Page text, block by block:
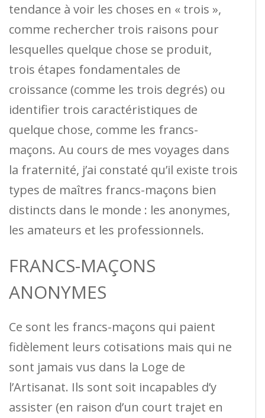
tendance à voir les choses en « trois »,
comme rechercher trois raisons pour
lesquelles quelque chose se produit,
trois étapes fondamentales de
croissance (comme les trois degrés) ou
identifier trois caractéristiques de
quelque chose, comme les francs-
maçons. Au cours de mes voyages dans
la fraternité, j’ai constaté qu’il existe trois
types de maîtres francs-maçons bien
distincts dans le monde : les anonymes,
les amateurs et les professionnels.
FRANCS-MAÇONS
ANONYMES
Ce sont les francs-maçons qui paient
fidèlement leurs cotisations mais qui ne
sont jamais vus dans la Loge de
l’Artisanat. Ils sont soit incapables d’y
assister (en raison d’un court trajet en